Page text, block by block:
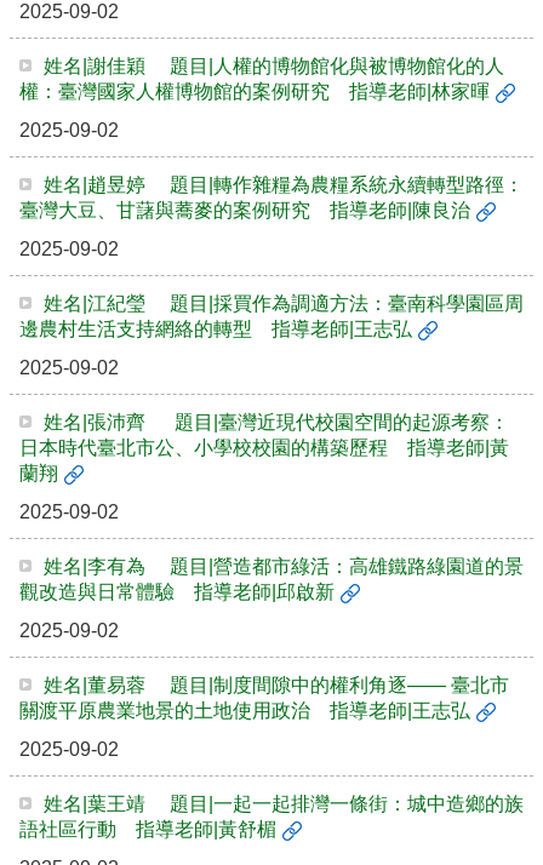
訊
臺
大
城
鄉
所
校
友
心
障
礙
者
權
利
公
約
公
箱
2025-09-02
姓名|謝佳穎 題目|人權的博物館化與被博物館化的人
權：臺灣國家人權博物館的案例研究 指導老師|林家暉
2025-09-02
姓名|趙昱婷 題目|轉作雜糧為農糧系統永續轉型路徑：
臺灣大豆、甘藷與蕎麥的案例研究 指導老師|陳良治
2025-09-02
姓名|江紀瑩 題目|採買作為調適方法：臺南科學園區周
邊農村生活支持網絡的轉型 指導老師|王志弘
2025-09-02
姓名|張沛齊 題目|臺灣近現代校園空間的起源考察：
日本時代臺北市公、小學校校園的構築歷程 指導老師|黃
蘭翔
2025-09-02
姓名|李有為 題目|營造都市綠活：高雄鐵路綠園道的景
觀改造與日常體驗 指導老師|邱啟新
2025-09-02
姓名|董易蓉 題目|制度間隙中的權利角逐—— 臺北市
關渡平原農業地景的土地使用政治 指導老師|王志弘
2025-09-02
姓名|葉王靖 題目|一起一起排灣一條街：城中造鄉的族
語社區行動 指導老師|黃舒楣